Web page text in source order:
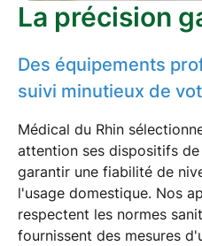
La précision
Des équipements
suivi minutieux de
Médical du Rhin
attention ses dispositifs
garantir une fiabilité de
l'usage domestique. Nos
respectent les normes
fournissent des mesures